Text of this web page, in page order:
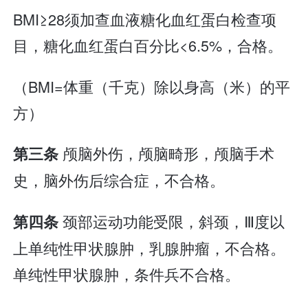
BMI≥28须加查血液糖化血红蛋白检查项
目，糖化血红蛋白百分比<6.5%，合格。
（BMI=体重（千克）除以身高（米）的平
方）
第三条 颅脑外伤，颅脑畸形，颅脑手术
史，脑外伤后综合症，不合格。
第四条颈部运动功能受限，斜颈，Ⅲ度以
上单纯性甲状腺肿，乳腺肿瘤，不合格。
单纯性甲状腺肿，条件兵不合格。